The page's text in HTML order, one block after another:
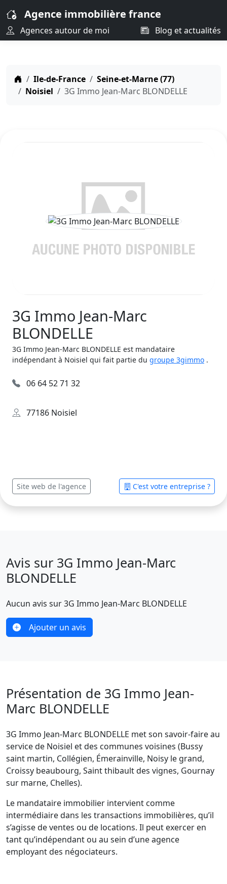
Agence immobilière france
Agences autour de moi Blog et actualités
Ile-de-France
Seine-et-Marne (77)
Noisiel
3G Immo Jean-Marc BLONDELLE
3G Immo Jean-Marc
BLONDELLE
3G Immo Jean-Marc BLONDELLE est mandataire
indépendant à Noisiel qui fait partie du groupe 3gimmo .
06 64 52 71 32
77186 Noisiel
Site web de l'agence C'est votre entreprise ?
Avis sur 3G Immo Jean-Marc
BLONDELLE
Aucun avis sur 3G Immo Jean-Marc BLONDELLE
Ajouter un avis
Présentation de 3G Immo Jean-
Marc BLONDELLE
3G Immo Jean-Marc BLONDELLE met son savoir-faire au
service de Noisiel et des communes voisines (Bussy
saint martin, Collégien, Émerainville, Noisy le grand,
Croissy beaubourg, Saint thibault des vignes, Gournay
sur marne, Chelles).
Le mandataire immobilier intervient comme
intermédiaire dans les transactions immobilières, qu’il
s’agisse de ventes ou de locations. Il peut exercer en
tant qu’indépendant ou au sein d’une agence
employant des négociateurs.